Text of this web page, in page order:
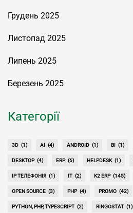
Грудень 2025
Листопад 2025
Липень 2025
Березень 2025
Категорії
3D (1) AI (4) ANDROID (1) BI (1)
DESKTOP (4) ERP (6) HELPDESK (1)
IP ТЕЛЕФОНІЯ (1) IT (2) K2 ERP (145)
OPEN SOURCE (3) PHP (4) PROMO (42)
PYTHON, PHP, TYPESCRIPT (2) RINGOSTAT (1)